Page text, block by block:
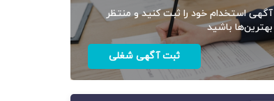
آگهی استخدام خود را ثبت کنید و منتظر
بهترین‌ها باشید
ثبت آگهی شغلی